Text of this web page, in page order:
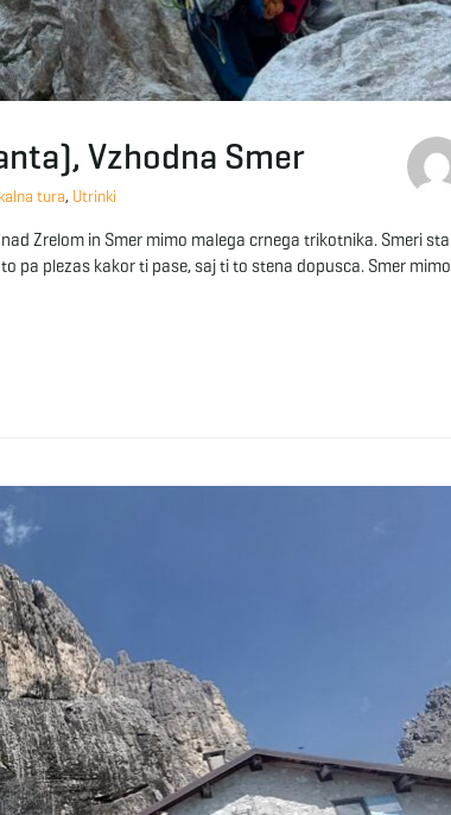
Vzhodna Smer
tura, Utrinki
Zrelom in Smer mimo malega crnega trikotnika. Smeri sta
pa plezas kakor ti pase, saj ti to stena dopusca. Smer mimo